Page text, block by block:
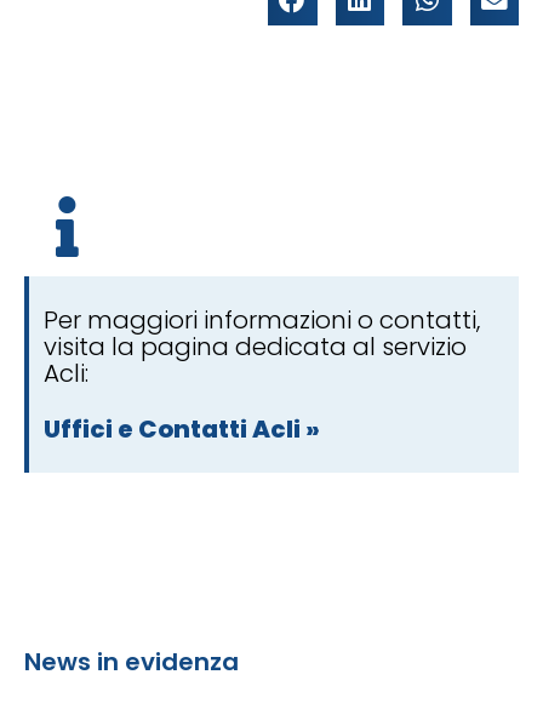
Per maggiori informazioni o contatti,
visita la pagina dedicata al servizio
Acli:
Uffici e Contatti Acli »
News in evidenza